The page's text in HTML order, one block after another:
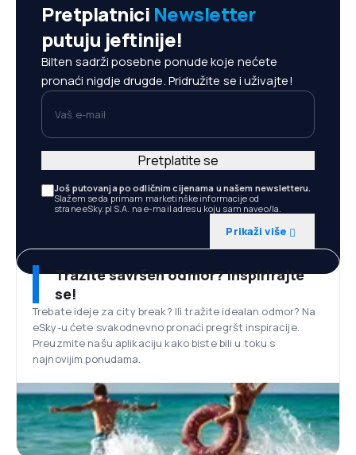
Pretplatnici Newsletter
putuju jeftinije!
Bilten sadrži posebne ponude koje nećete
pronaći nigdje drugde. Pridružite se i uživajte!
Vaš e-mail
Još putovanja po odličnim cijenama u našem newsletteru.
Slažem se da primam marketinške informacije od
strane eSky.pl S.A. na e-mail adresu koju sam naveo/la.
Prikaži više
Pretplatite se
Tražite savršen odmor? Inspirirajte
se!
Trebate ideje za city break? Ili tražite idealan odmor? Na
eSky-u ćete svakodnevno pronaći pregršt inspiracije.
Preuzmite našu aplikaciju kako biste bili u toku s
najnovijim ponudama.